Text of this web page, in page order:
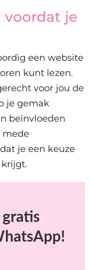
voordat je
een website
kunt lezen.
voor jou de
je gemak
beïnvloeden
mede
je een keuze